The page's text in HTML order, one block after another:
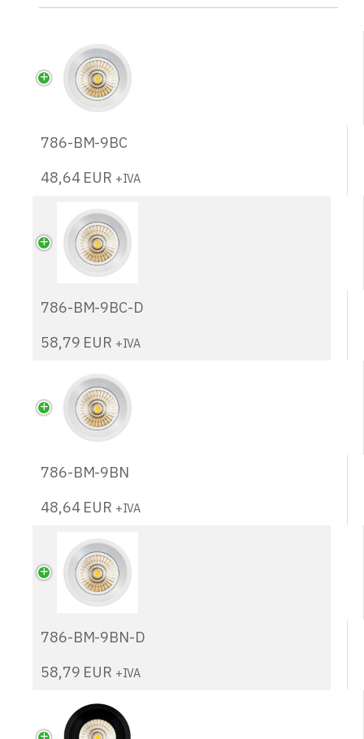
786-BM-9BC
48,64 EUR +IVA
786-BM-9BC-D
58,79 EUR +IVA
786-BM-9BN
48,64 EUR +IVA
786-BM-9BN-D
58,79 EUR +IVA